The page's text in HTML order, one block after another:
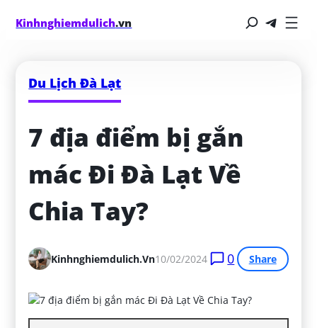
Kinhnghiemdulich.vn
Du Lịch Đà Lạt
7 địa điểm bị gắn
mác Đi Đà Lạt Về
Chia Tay?
Kinhnghiemdulich.vn10/02/2024 0 Share